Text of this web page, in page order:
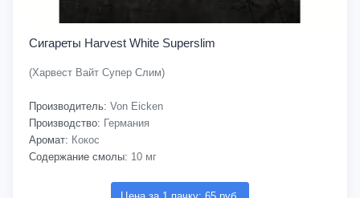
Сигареты Harvest White Superslim
(Харвест Вайт Супер Слим)
Производитель: Von Eicken
Производство: Германия
Аромат: Кокос
Содержание смолы: 10 мг